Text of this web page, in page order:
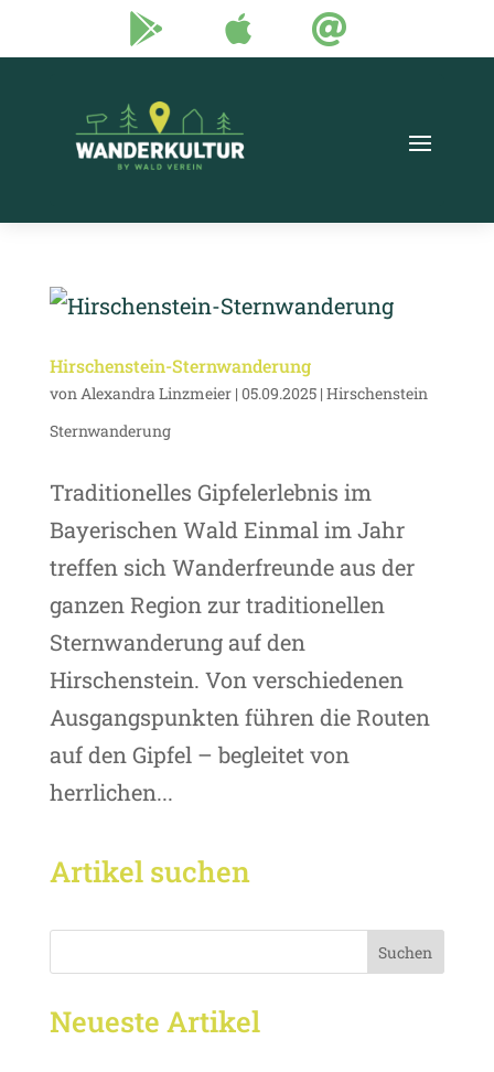
  
Hirschenstein-Sternwanderung
vonAlexandra Linzmeier| 05.09.2025| Hirschenstein
Sternwanderung
Traditionelles Gipfelerlebnis im
Bayerischen Wald Einmal im Jahr
treffen sich Wanderfreunde aus der
ganzen Region zur traditionellen
Sternwanderung auf den
Hirschenstein. Von verschiedenen
Ausgangspunkten führen die Routen
auf den Gipfel – begleitet von
herrlichen...
Artikel suchen
Suchen
Neueste Artikel